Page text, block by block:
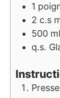
1
2 c.s
500 ml
q.s.